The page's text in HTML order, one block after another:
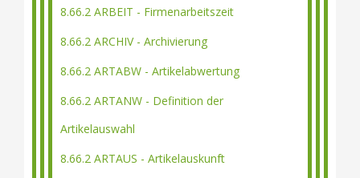
8.66.2 ARBEIT - Firmenarbeitszeit
8.66.2 ARCHIV - Archivierung
8.66.2 ARTABW - Artikelabwertung
8.66.2 ARTANW - Definition der
Artikelauswahl
8.66.2 ARTAUS - Artikelauskunft